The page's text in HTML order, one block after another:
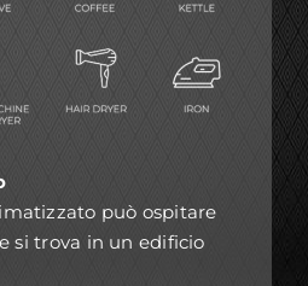
può ospitare
si trova in un edificio